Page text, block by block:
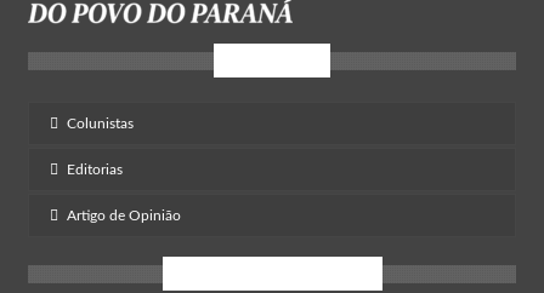
Colunistas
Editorias
Artigo de Opinião
Entretenimento